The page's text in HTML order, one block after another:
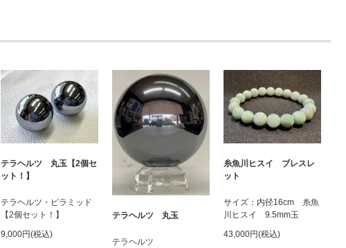
テラヘルツ 丸玉【2個セ
ット！】
テラヘルツ・ピラミッド
【2個セット！】
9,000円(税込)
テラヘルツ 丸玉
テラヘルツ
糸魚川ヒスイ ブレスレ
ット
サイズ：内径16cm 糸魚
川ヒスイ 9.5mm玉
43,000円(税込)